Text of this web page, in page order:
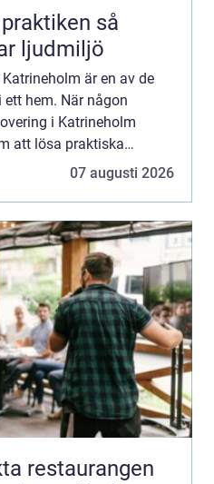
så
ljudmiljö
är en av de
hem. När någon
i Katrineholm
att lösa praktiska
07 augusti 2026
restaurangen